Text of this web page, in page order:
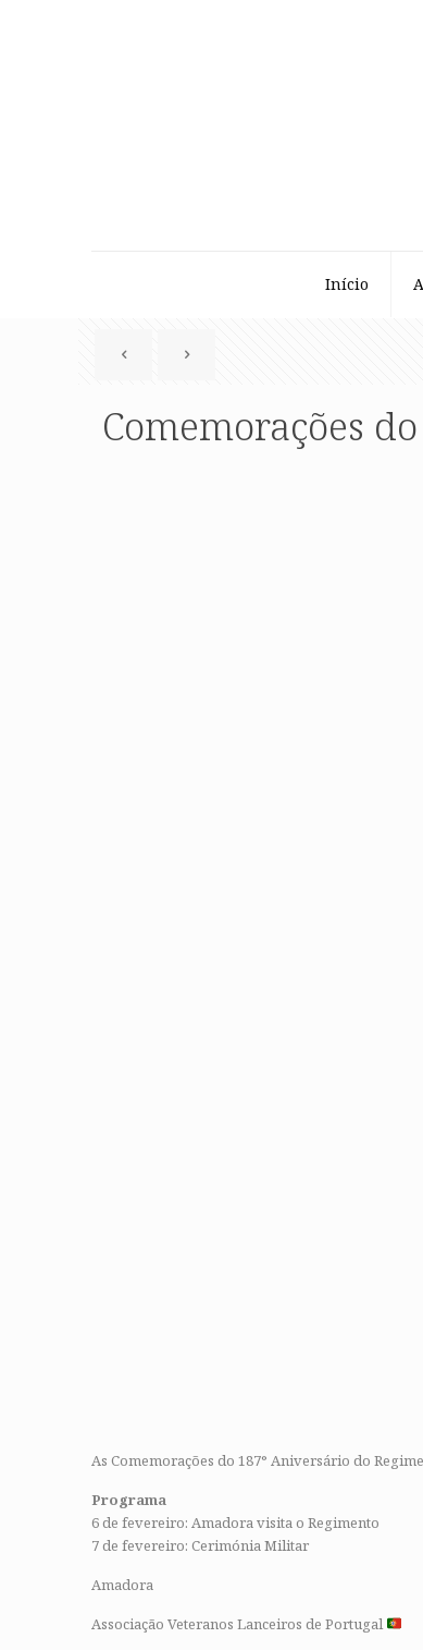
Início
Comemorações
As Comemorações do 187° Aniversário do
Programa
6 de fevereiro: Amadora visita o Regimento
7 de fevereiro: Cerimónia Militar
Amadora
Associação Veteranos Lanceiros de Portugal